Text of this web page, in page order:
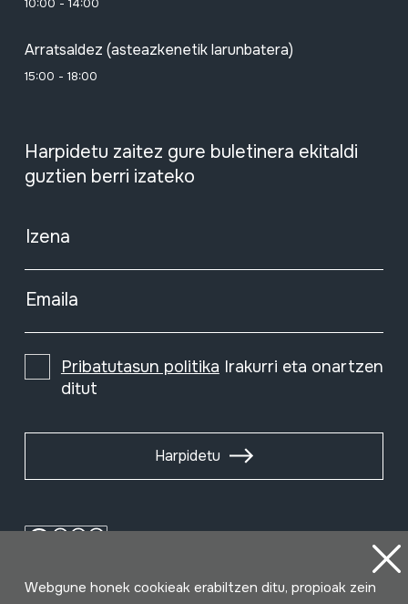
Arratsaldez (asteazkenetik larunbatera)
15:00 - 18:00
Harpidetu zaitez gure buletinera ekitaldi
guztien berri izateko
Izena
Emaila
Pribatutasun politika Irakurri eta onartzen
ditut
Harpidetu
Webgune honek cookieak erabiltzen ditu, propioak zein